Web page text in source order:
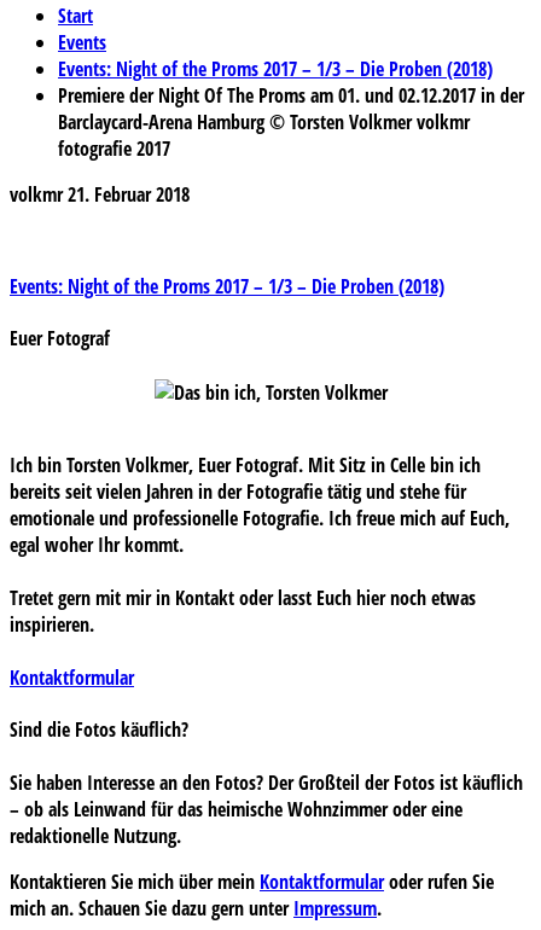
Start
Events
Events: Night of the Proms 2017 – 1/3 – Die Proben (2018)
Premiere der Night Of The Proms am 01. und 02.12.2017 in der
Barclaycard-Arena Hamburg © Torsten Volkmer volkmr
fotografie 2017
volkmr21. Februar 2018
Beitragsnavigation
Events: Night of the Proms 2017 – 1/3 – Die Proben (2018)
Euer Fotograf
Ich bin Torsten Volkmer, Euer Fotograf. Mit Sitz in Celle bin ich
bereits seit vielen Jahren in der Fotografie tätig und stehe für
emotionale und professionelle Fotografie. Ich freue mich auf Euch,
egal woher Ihr kommt.
Tretet gern mit mir in Kontakt oder lasst Euch hier noch etwas
inspirieren.
Kontaktformular
Sind die Fotos käuflich?
Sie haben Interesse an den Fotos? Der Großteil der Fotos ist käuflich
– ob als Leinwand für das heimische Wohnzimmer oder eine
redaktionelle Nutzung.
Kontaktieren Sie mich über mein Kontaktformularoder rufen Sie
mich an. Schauen Sie dazu gern unterImpressum.